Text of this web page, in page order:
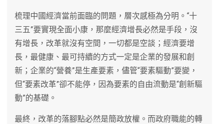
梳理中國經濟當前面臨的問題，層次感極為分明。“十
三五”要實現全面小康，那麼經濟增長必然是手段，沒
有增長，改革就沒有空間，一切都是空談；經濟要增
長，最健康、最可持續的方式一定是企業的發展和創
新；企業的“營養”是生產要素，儘管“要素驅動”要變，
但“要素改革”卻不能停，因為要素的自由流動是“創新驅
動”的基礎。
最終，改革的落腳點必然是簡政放權。而政府職能的轉